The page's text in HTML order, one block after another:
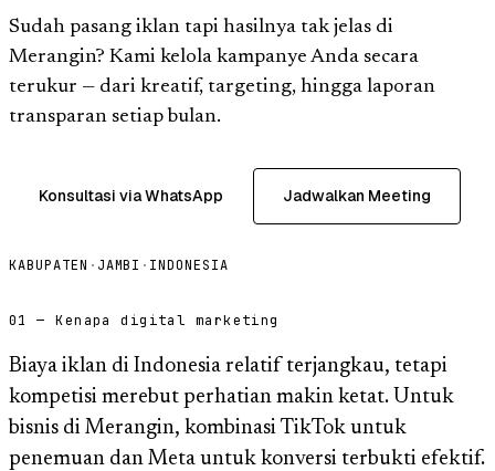
Sudah pasang iklan tapi hasilnya tak jelas di
Merangin? Kami kelola kampanye Anda secara
terukur — dari kreatif, targeting, hingga laporan
transparan setiap bulan.
Konsultasi via WhatsApp Jadwalkan Meeting
KABUPATEN · JAMBI · INDONESIA
01 — Kenapa digital marketing
Biaya iklan di Indonesia relatif terjangkau, tetapi
kompetisi merebut perhatian makin ketat. Untuk
bisnis di Merangin, kombinasi TikTok untuk
penemuan dan Meta untuk konversi terbukti efektif.